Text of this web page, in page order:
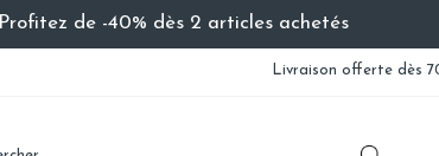
Profitez de -40% dès 2 articles achetés
Livraison offerte dès